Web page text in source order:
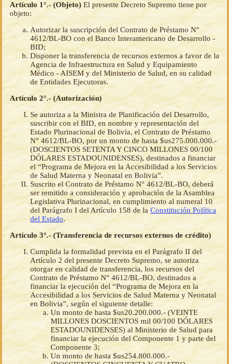
Artículo 1°.- (Objeto) El presente Decreto Supremo tiene por
objeto:
Autorizar la suscripción del Contrato de Préstamo N°
4612/BL-BO con el Banco Interamericano de Desarrollo -
BID;
Disponer la transferencia de recursos externos a favor de la
Agencia de Infraestructura en Salud y Equipamiento
Médico - AISEM y del Ministerio de Salud, en su calidad
de Entidades Ejecutoras.
Artículo 2°.- (Autorización)
Se autoriza a la Ministra de Planificación del Desarrollo,
suscribir con el BID, en nombre y representación del
Estado Plurinacional de Bolivia, el Contrato de Préstamo
N° 4612/BL-BO, por un monto de hasta $us275.000.000.-
(DOSCIENTOS SETENTA Y CINCO MILLONES 00/100
DÓLARES ESTADOUNIDENSES), destinados a financiar
el “Programa de Mejora en la Accesibilidad a los Servicios
de Salud Materna y Neonatal en Bolivia”.
Suscrito el Contrato de Préstamo N° 4612/BL-BO, deberá
ser remitido a consideración y aprobación de la Asamblea
Legislativa Plurinacional, en cumplimiento al numeral 10
del Parágrafo I del Artículo 158 de la Constitución Política
del Estado.
Artículo 3°.- (Transferencia de recursos externos de crédito)
Cumplida la formalidad prevista en el Parágrafo II del
Artículo 2 del presente Decreto Supremo, se autoriza
otorgar en calidad de transferencia, los recursos del
Contrato de Préstamo N° 4612/BL-BO, destinados a
financiar la ejecución del “Programa de Mejora en la
Accesibilidad a los Servicios de Salud Materna y Neonatal
en Bolivia”, según el siguiente detalle:
Un monto de hasta $us20.200.000.- (VEINTE
MILLONES DOSCIENTOS mil 00/100 DÓLARES
ESTADOUNIDENSES) al Ministerio de Salud para
financiar la ejecución del Componente 1 y parte del
Componente 3;
Un monto de hasta $us254.800.000.-